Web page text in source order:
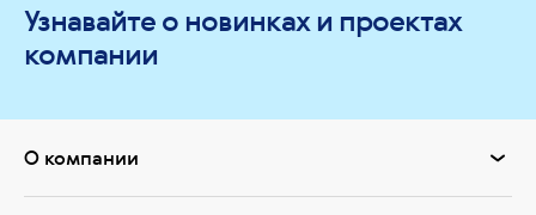
Узнавайте о новинках и проектах
компании
О компании